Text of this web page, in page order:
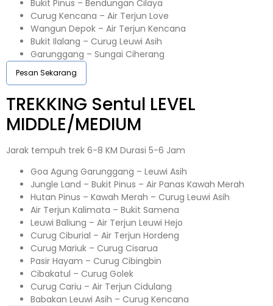
Bukit Pinus – Bendungan Cilaya
Curug Kencana – Air Terjun Love
Wangun Depok – Air Terjun Kencana
Bukit Ilalang – Curug Leuwi Asih
Garunggang – Sungai Ciherang
Pesan Sekarang
TREKKING Sentul LEVEL
MIDDLE/MEDIUM
Jarak tempuh trek 6-8 KM Durasi 5-6 Jam
Goa Agung Garunggang – Leuwi Asih
Jungle Land – Bukit Pinus – Air Panas Kawah Merah
Hutan Pinus – Kawah Merah – Curug Leuwi Asih
Air Terjun Kalimata – Bukit Samena
Leuwi Baliung – Air Terjun Leuwi Hejo
Curug Ciburial – Air Terjun Hordeng
Curug Mariuk – Curug Cisarua
Pasir Hayam – Curug Cibingbin
Cibakatul – Curug Golek
Curug Cariu – Air Terjun Cidulang
Babakan Leuwi Asih – Curug Kencana